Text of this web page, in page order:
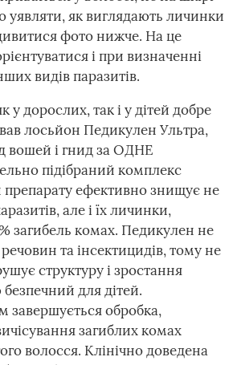
як виглядають личинки
фото нижче. На це
і при визначенні
видів паразитів.
у дорослих, так і у дітей добре
лосьйон Педикулен Ультра,
вошей і гнид за ОДНЕ
підібраний комплекс
ефективно знищує не
але і їх личинки,
загибель комах. Педикулен не
та інсектицидів, тому не
структуру і зростання
для дітей.
завершується обробка,
загиблих комах
волосся. Клінічно доведена